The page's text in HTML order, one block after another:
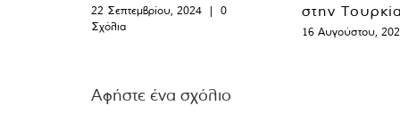
22 Σεπτεμβρίου, 2024 |
0
Σχόλια
στην
16 Αυγούστου,
Αφήστε ένα σχόλιο